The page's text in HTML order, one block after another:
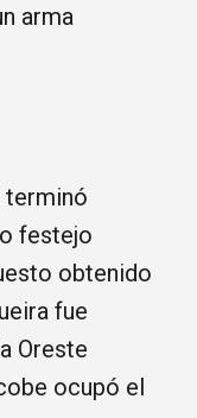
arma
terminó
festejo
obtenido
fue
Oreste
ocupó el